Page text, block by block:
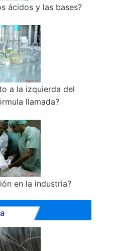
ácidos y las bases?
a la izquierda del
llamada?
en la industria?